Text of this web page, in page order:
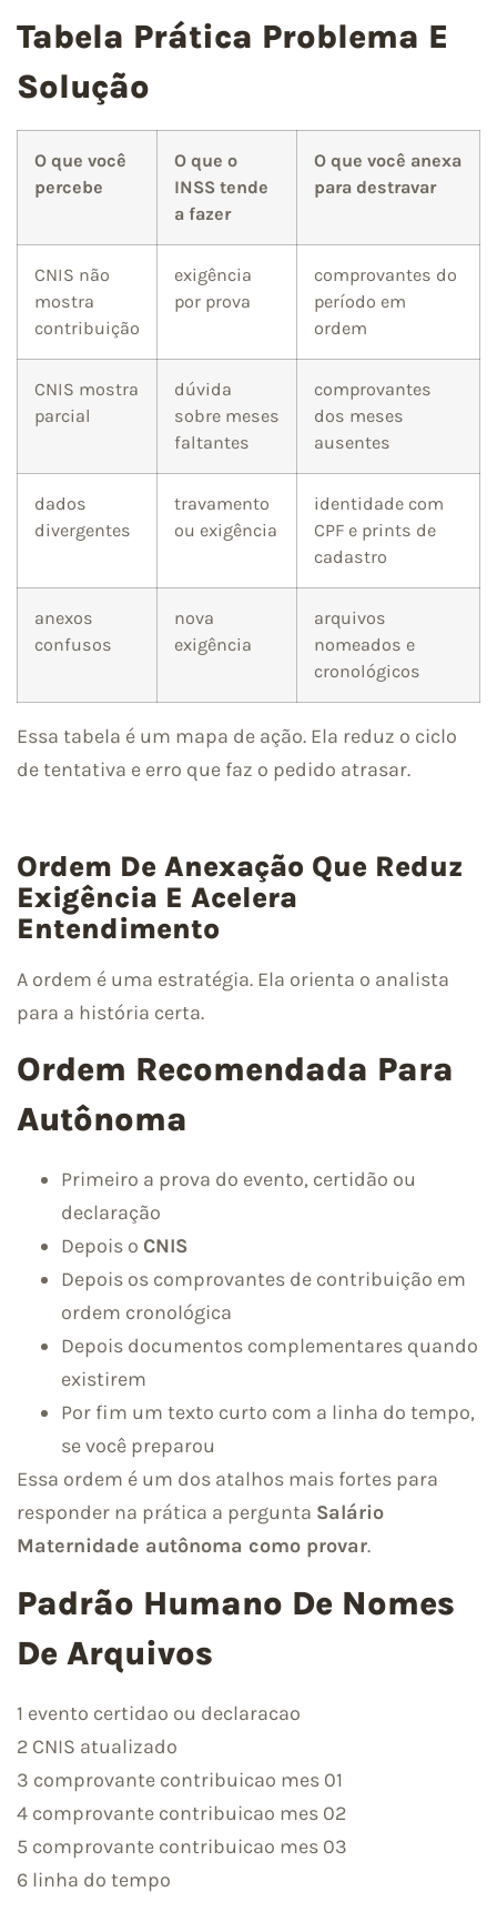
Tabela Prática Problema E
Solução
O que você
percebe
O que o
INSS tende
a fazer
O que você anexa
para destravar
CNIS não
mostra
contribuição
exigência
por prova
comprovantes do
período em
ordem
CNIS mostra
parcial
dúvida
sobre meses
faltantes
comprovantes
dos meses
ausentes
dados
divergentes
travamento
ou exigência
identidade com
CPF e prints de
cadastro
anexos
confusos
nova
exigência
arquivos
nomeados e
cronológicos
Essa tabela é um mapa de ação. Ela reduz o ciclo
de tentativa e erro que faz o pedido atrasar.
Ordem De Anexação Que Reduz
Exigência E Acelera
Entendimento
A ordem é uma estratégia. Ela orienta o analista
para a história certa.
Ordem Recomendada Para
Autônoma
Primeiro a prova do evento, certidão ou
declaração
Depois o CNIS
Depois os comprovantes de contribuição em
ordem cronológica
Depois documentos complementares quando
existirem
Por fim um texto curto com a linha do tempo,
se você preparou
Essa ordem é um dos atalhos mais fortes para
responder na prática a pergunta Salário
Maternidade autônoma como provar.
Padrão Humano De Nomes
De Arquivos
1 evento certidao ou declaracao
2 CNIS atualizado
3 comprovante contribuicao mes 01
4 comprovante contribuicao mes 02
5 comprovante contribuicao mes 03
6 linha do tempo